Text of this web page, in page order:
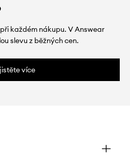
každém nákupu. V Answear
slevu z běžných cen.
více